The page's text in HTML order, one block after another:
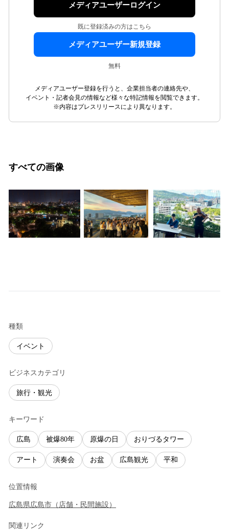
メディアユーザーログイン
既に登録済みの方はこちら
メディアユーザー新規登録
無料
メディアユーザー登録を行うと、企業担当者の連絡先や、
イベント・記者会見の情報など様々な特記情報を閲覧できます。
※内容はプレスリリースにより異なります。
すべての画像
種類
イベント
ビジネスカテゴリ
旅行・観光
キーワード
広島 被爆80年 原爆の日 おりづるタワー
アート 演奏会 お盆 広島観光 平和
位置情報
広島県広島市 （ 店舗・民間施設 ）
関連リンク